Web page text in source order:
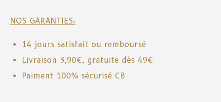
NOS GARANTIES:
14 jours satisfait ou remboursé
Livraison 3,90€, gratuite dès 49€
Paiment 100% sécurisé CB